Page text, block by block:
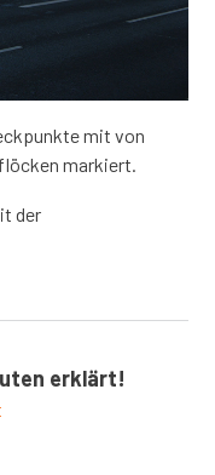
mit von
markiert.
der
erklärt!